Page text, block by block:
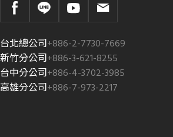
台北總公司+886-2-7730-7669
新竹分公司+886-3-621-8255
台中分公司+886-4-3702-3985
高雄分公司+886-7-973-2217